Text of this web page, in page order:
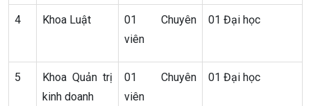
4 Khoa Luật
01 Chuyên
viên
01 Đại học
5
Khoa Quản trị
kinh doanh
01 Chuyên
viên
01 Đại học